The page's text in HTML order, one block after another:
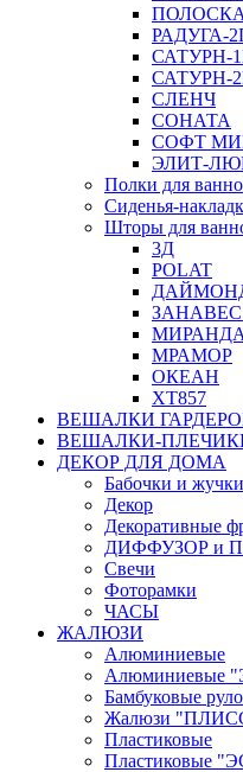
ПОЛОСКА
РАДУГА-
САТУРН-
САТУРН-
СЛЕНЧ
СОНАТА
СОФТ
ЭЛИТ-
Полки для
Сиденья-
Шторы для
3Д
POLAT
МИРАНДА
МРАМОР
ОКЕАН
ХТ857
ВЕШАЛКИ
ВЕШАЛКИ-
ДЕКОР ДЛЯ ДОМА
Бабочки и жучки
Декор
Декоративные
ДИФФУЗОР и
Свечи
Фоторамки
ЧАСЫ
ЖАЛЮЗИ
Алюминиевые
Алюминиевые
Бамбуковые
Жалюзи
Пластиковые
Пластиковые